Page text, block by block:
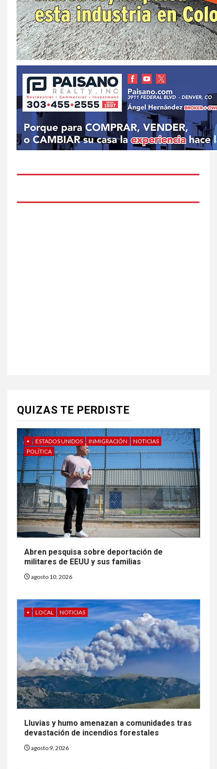
QUIZAS TE PERDISTE
• ESTADOS UNIDOS INMIGRACIÓN
NOTICIAS
POLÍTICA
Abren pesquisa sobre deportación de
militares de EEUU y sus familias
agosto 10, 2026
• LOCAL NOTICIAS
Lluvias y humo amenazan a comunidades tras
devastación de incendios forestales
agosto 9, 2026